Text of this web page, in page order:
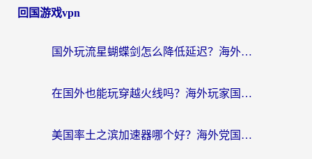
回国游戏vpn
国外玩流星蝴蝶剑怎么降低延迟？海外党必看的加速秘籍（含欧洲鸣潮&彩虹岛优化攻略）
在国外也能玩穿越火线吗？海外玩家国服游戏畅玩终极指南
美国率土之滨加速器哪个好？海外党国服游戏畅玩终极指南（附多游戏解决方案）